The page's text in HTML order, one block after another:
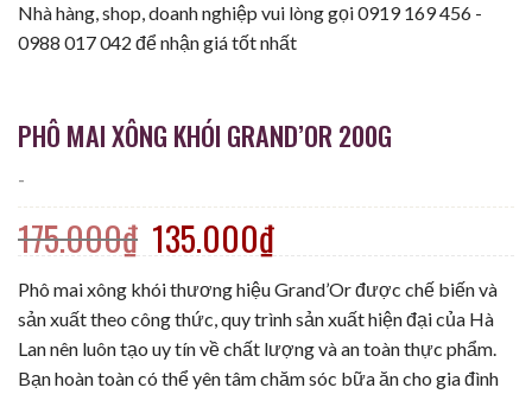
Nhà hàng, shop, doanh nghiệp vui lòng gọi 0919 169 456 -
0988 017 042 để nhận giá tốt nhất
PHÔ MAI XÔNG KHÓI GRAND’OR 200G
-
175.000₫ Giá gốc là: 175.000₫.
135.000₫Giá hiện tại là:
Phô mai xông khói thương hiệu Grand’Or được chế biến và
sản xuất theo công thức, quy trình sản xuất hiện đại của Hà
Lan nên luôn tạo uy tín về chất lượng và an toàn thực phẩm.
Bạn hoàn toàn có thể yên tâm chăm sóc bữa ăn cho gia đình